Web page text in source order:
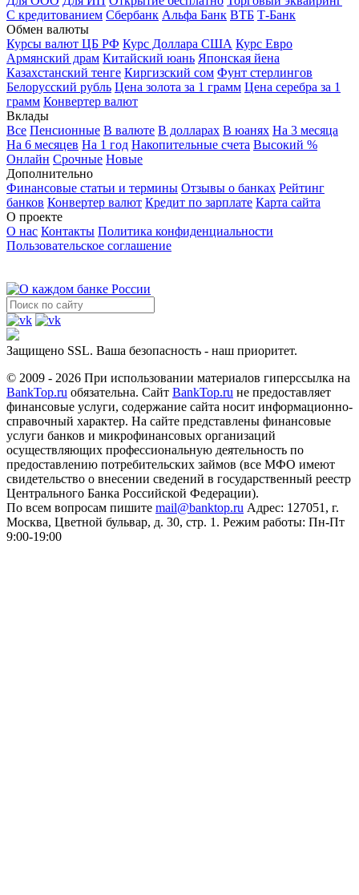
С кредитованием Сбербанк Альфа Банк ВТБ Т-Банк
Обмен валюты
Курсы валют ЦБ РФ Курс Доллара США Курс Евро
Армянский драм Китайский юань Японская йена
Казахстанский тенге Киргизский сом Фунт стерлингов
Белорусский рубль Цена золота за 1 грамм Цена серебра за 1
грамм Конвертер валют
Вклады
Все Пенсионные В валюте В долларах В юанях На 3 месяца
На 6 месяцев На 1 год Накопительные счета Высокий %
Онлайн Срочные Новые
Дополнительно
Финансовые статьи и термины Отзывы о банках Рейтинг
банков Конвертер валют Кредит по зарплате Карта сайта
О проекте
О нас Контакты Политика конфиденциальности
Пользовательское соглашение
Защищено SSL. Ваша безопасность - наш приоритет.
© 2009 - 2026 При использовании материалов гиперссылка на
BankTop.ru обязательна. Сайт BankTop.ru не предоставляет
финансовые услуги, содержание сайта носит информационно-
справочный характер. На сайте представлены финансовые
услуги банков и микрофинансовых организаций
осуществляющих профессиональную деятельность по
предоставлению потребительских займов (все МФО имеют
свидетельство о внесении сведений в государственный реестр
Центрального Банка Российской Федерации).
По всем вопросам пишите mail@banktop.ru Адрес: 127051, г.
Москва, Цветной бульвар, д. 30, стр. 1. Режим работы: Пн-Пт
9:00-19:00